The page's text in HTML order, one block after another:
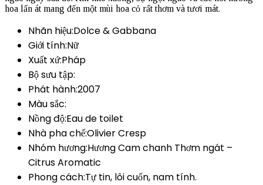
hoa lấn át mang đến một mùi hoa cỏ rất thơm và tươi mát.
Nhãn hiệu:Dolce & Gabbana
Giới tính:Nữ
Xuất xứ:Pháp
Bộ sưu tập:
Phát hành:2007
Màu sắc:
Nồng độ:Eau de toilet
Nhà pha chế:Olivier Cresp
Nhóm hương:Hương Cam chanh Thơm ngát –
Citrus Aromatic
Phong cách:Tự tin, lôi cuốn, nam tính.